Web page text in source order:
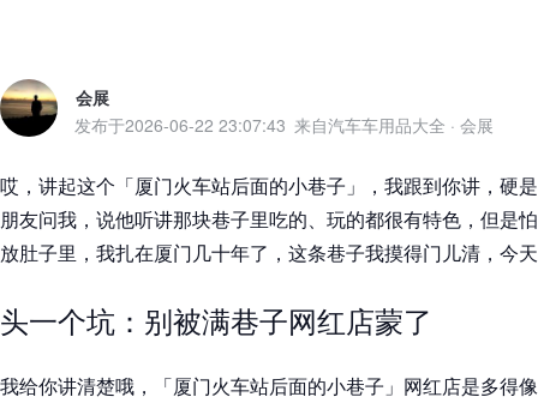
会展
发布于2026-06-22 23:07:43 来自汽车车用品大全 · 会展
哎，讲起这个「厦门火车站后面的小巷子」，我跟到你讲，硬
朋友问我，说他听讲那块巷子里吃的、玩的都很有特色，但是
放肚子里，我扎在厦门几十年了，这条巷子我摸得门儿清，今
头一个坑：别被满巷子网红店蒙了
我给你讲清楚哦，「厦门火车站后面的小巷子」网红店是多得